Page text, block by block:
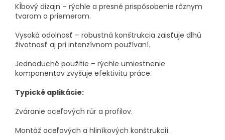
Kĺbový dizajn – rýchle a presné prispôsobenie rôznym
tvarom a priemerom.
Vysoká odolnosť – robustná konštrukcia zaisťuje dlhú
životnosť aj pri intenzívnom používaní.
Jednoduché použitie – rýchle umiestnenie
komponentov zvyšuje efektivitu práce.
Typické aplikácie:
Zváranie oceľových rúr a profilov.
Montáž oceľových a hliníkových konštrukcií.